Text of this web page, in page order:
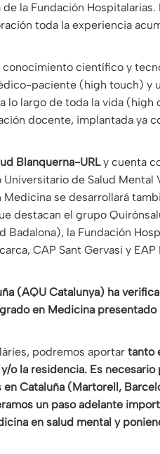
la Fundación Hospitalarias.
toda la experiencia
conocimiento científico y
paciente (high touch) y
lo largo de toda la vida (high
docente, implantada ya
Blanquerna-URLy cuenta
de Salud Mental
se desarrollará
destacan el grupo
la Fundación
CAP Sant Gervasi y
(AQU Catalunya) ha
en Medicina
podremos aportar tanto
la residencia. Es necesario
Cataluña (Martorell,
un paso adelante
en salud mental y